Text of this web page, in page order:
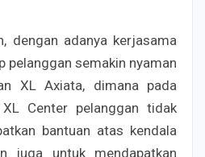
dengan adanya kerjasama
pelanggan semakin nyaman
XL Axiata, dimana pada
Center pelanggan tidak
bantuan atas kendala
juga untuk mendapatkan